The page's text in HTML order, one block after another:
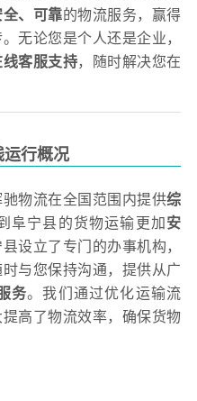
、可靠的物流服务，赢得
无论您是个人还是企业，
客服支持，随时解决您在
运行概况
物流在全国范围内提供综
阜宁县的货物运输更加 安
设立了专门的办事机构，
与您保持沟通，提供从广
务。我们通过优化运输流
高了物流效率，确保货物